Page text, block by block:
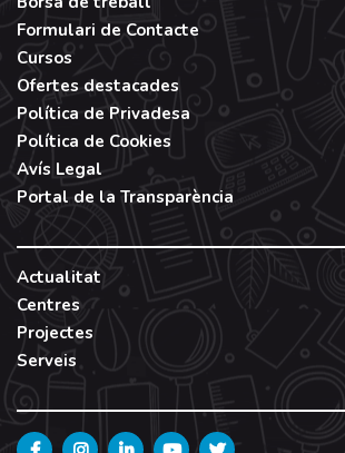
Formulari de Contacte
Cursos
Ofertes destacades
Política de Privadesa
Política de Cookies
Avís Legal
Portal de la Transparència
Actualitat
Centres
Projectes
Serveis